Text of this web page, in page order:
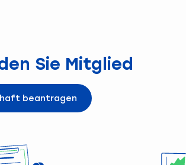
Sie Mitglied
beantragen